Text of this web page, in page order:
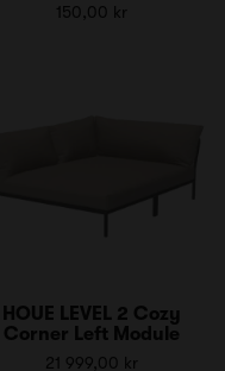
150,00 kr
HOUE LEVEL 2 Cozy
Corner Left Module
21 999,00 kr